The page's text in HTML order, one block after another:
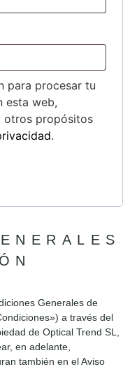
para procesar tu
esta web,
otros propósitos
.
Generales de
a través del
de Optical Trend SL,
en adelante,
también en el Aviso